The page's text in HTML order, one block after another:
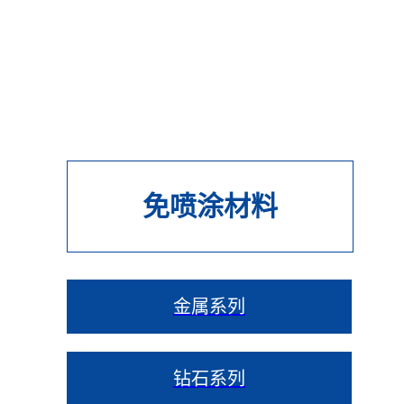
免喷涂材料
金属系列
钻石系列